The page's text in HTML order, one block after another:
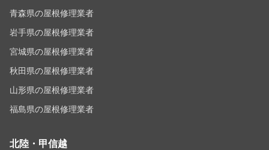
青森県の屋根修理業者
岩手県の屋根修理業者
宮城県の屋根修理業者
秋田県の屋根修理業者
山形県の屋根修理業者
福島県の屋根修理業者
北陸・甲信越